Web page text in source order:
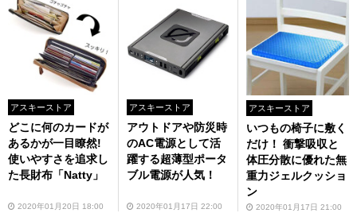
アスキーストア
どこに何のカードが
あるかが一目瞭然!
使いやすさを追求し
た長財布「Natty」
2020年01月20日 18:00
アスキーストア
アウトドアや防災時
のAC電源として活
躍する超薄型ポータ
ブル電源が人気！
2020年01月17日 22:00
アスキーストア
いつもの椅子に敷く
だけ！ 衝撃吸収と
体圧分散に優れた無
重力ジェルクッショ
ン
2020年01月17日 21:00